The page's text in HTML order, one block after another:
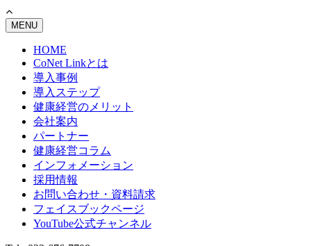
MENU
HOME
CoNet Linkとは
導入事例
導入ステップ
健康経営のメリット
会社案内
パートナー
健康経営コラム
インフォメーション
採用情報
お問い合わせ・資料請求
フェイスブックページ
YouTube公式チャンネル